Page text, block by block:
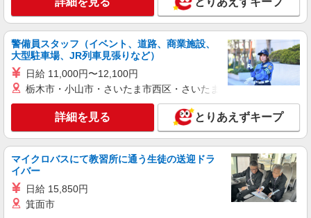
手募集♪未経験OK！
時給1450円〜1937円 ＜日払い有/週払い有/交
通費全支給(ガソリン代含む)＞
廿日市市
キープ 詳細を見る
パート 派遣社員
日研トータルソーシング株式会社 メディカルケア事業部/広島オフィ
看護助手（ナースエイド）
時給1,300円 ★週払いOK（規定あり） ※給与
警備員スタッフ（イベント、道路、商業施設、
大型駐車場、JR列車見張りなど）
日給 11,000円〜12,100円
栃木市・小山市・さいたま市西区・さいたま市岩槻区・久喜市・
詳細を見る とりあえずキープ
マイクロバスにて教習所に通う生徒の送迎ドラ
イバー
日給 15,850円
箕面市